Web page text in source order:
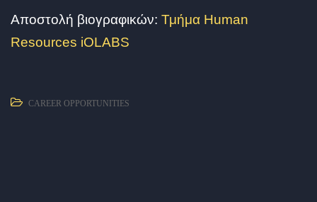
Αποστολή βιογραφικών: Τμήμα Human
Resources iOLABS
CAREER OPPORTUNITIES